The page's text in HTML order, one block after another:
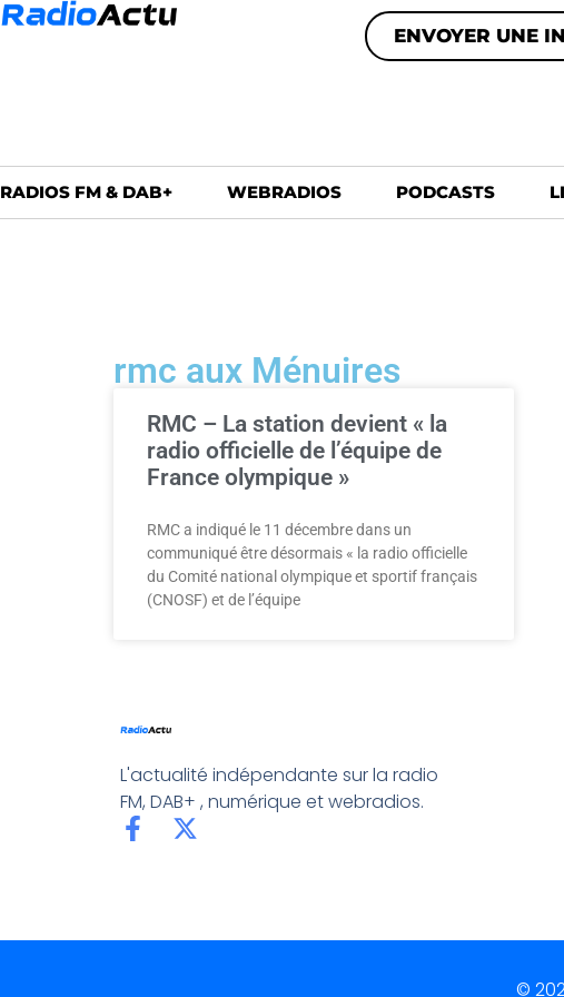
ENVOYER UNE
RADIOS FM & DAB+ WEBRADIOS PODCASTS
rmc aux Ménuires
RMC – La station devient « la
radio officielle de l’équipe de
France olympique »
RMC a indiqué le 11 décembre dans un
communiqué être désormais « la radio officielle
du Comité national olympique et sportif français
(CNOSF) et de l’équipe
L'actualité indépendante sur la radio
FM, DAB+ , numérique et webradios.
©